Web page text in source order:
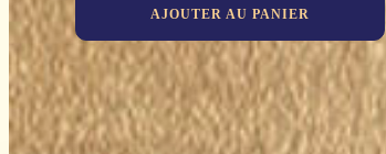
AJOUTER AU PANIER